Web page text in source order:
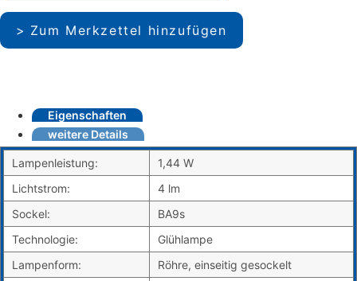
Zum Merkzettel hinzufügen
Eigenschaften
weitere Details
Lampenleistung:
1,44 W
Lichtstrom:
4 lm
Sockel:
BA9s
Technologie:
Glühlampe
Lampenform:
Röhre, einseitig gesockelt